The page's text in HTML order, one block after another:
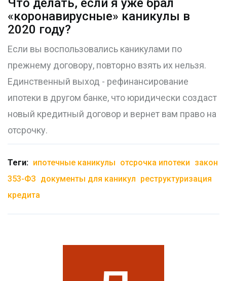
Что делать, если я уже брал
«коронавирусные» каникулы в
2020 году?
Если вы воспользовались каникулами по
прежнему договору, повторно взять их нельзя.
Единственный выход - рефинансирование
ипотеки в другом банке, что юридически создаст
новый кредитный договор и вернет вам право на
отсрочку.
Теги: ипотечные каникулы отсрочка ипотеки закон
353-ФЗ документы для каникул реструктуризация
кредита